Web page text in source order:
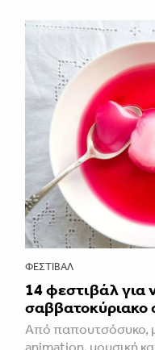
ΦΕΣΤΙΒΑΛ
14 φεστιβάλ για
σαββατοκύριακο
Από παπουτσόσυκο,
animation, μουσική